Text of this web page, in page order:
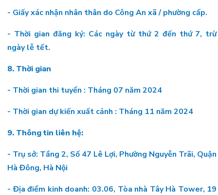
- Giấy xác nhận nhân thân do Công An xã / phường cấp.
- Thời gian đăng ký: Các ngày từ thứ 2 đến thứ 7, trừ
ngày lễ tết.
8. Thời gian
- Thời gian thi tuyển : Tháng 07 năm 2024
- Thời gian dự kiến xuất cảnh : Tháng 11 năm 2024
9. Thông tin liên hệ:
- Trụ sở: Tầng 2, Số 47 Lê Lợi, Phường Nguyễn Trãi, Quận
Hà Đông, Hà Nội
- Địa điểm kinh doanh: 03.06, Tòa nhà Tây Hà Tower, 19